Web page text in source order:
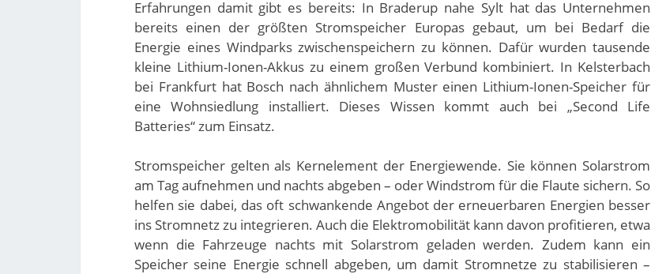
Erfahrungen damit gibt es bereits: In Braderup nahe Sylt hat das Unternehmen
bereits einen der größten Stromspeicher Europas gebaut, um bei Bedarf die
Energie eines Windparks zwischenspeichern zu können. Dafür wurden tausende
kleine Lithium-Ionen-Akkus zu einem großen Verbund kombiniert. In Kelsterbach
bei Frankfurt hat Bosch nach ähnlichem Muster einen Lithium-Ionen-Speicher für
eine Wohnsiedlung installiert. Dieses Wissen kommt auch bei „Second Life
Batteries“ zum Einsatz.
Stromspeicher gelten als Kernelement der Energiewende. Sie können Solarstrom
am Tag aufnehmen und nachts abgeben – oder Windstrom für die Flaute sichern. So
helfen sie dabei, das oft schwankende Angebot der erneuerbaren Energien besser
ins Stromnetz zu integrieren. Auch die Elektromobilität kann davon profitieren, etwa
wenn die Fahrzeuge nachts mit Solarstrom geladen werden. Zudem kann ein
Speicher seine Energie schnell abgeben, um damit Stromnetze zu stabilisieren –